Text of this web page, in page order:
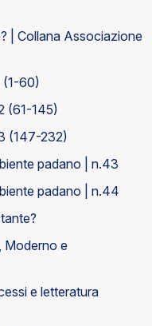
| Collana Associazione
(1-60)
(61-145)
(147-232)
padano | n.43
padano | n.44
Moderno e
e letteratura